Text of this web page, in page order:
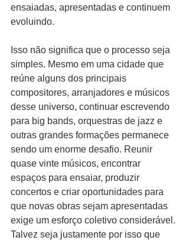
ensaiadas, apresentadas e continuem
evoluindo.
Isso não significa que o processo seja
simples. Mesmo em uma cidade que
reúne alguns dos principais
compositores, arranjadores e músicos
desse universo, continuar escrevendo
para big bands, orquestras de jazz e
outras grandes formações permanece
sendo um enorme desafio. Reunir
quase vinte músicos, encontrar
espaços para ensaiar, produzir
concertos e criar oportunidades para
que novas obras sejam apresentadas
exige um esforço coletivo considerável.
Talvez seja justamente por isso que